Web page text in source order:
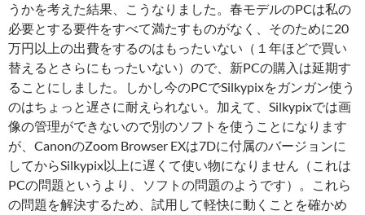
うかを考えた結果、こうなりました。春モデルのPCは私の
必要とする要件をすべて満たすものがなく、そのために20
万円以上の出費をするのはもったいない（１年ほどで買い
替えるとさらにもったいない）ので、新PCの購入は延期す
ることにしました。しかし今のPCでSilkypixをガンガン使う
のはちょっと遅さに耐えられない。加えて、Silkypixでは画
像の管理ができないので別のソフトを使うことになります
が、CanonのZoom Browser EXは7Dに付属のバージョンに
してからSilkypix以上に遅くて使い物になりません（これは
PCの問題というより、ソフトの問題のようです）。これら
の問題を解決するため、試用して軽快に動くことを確かめ